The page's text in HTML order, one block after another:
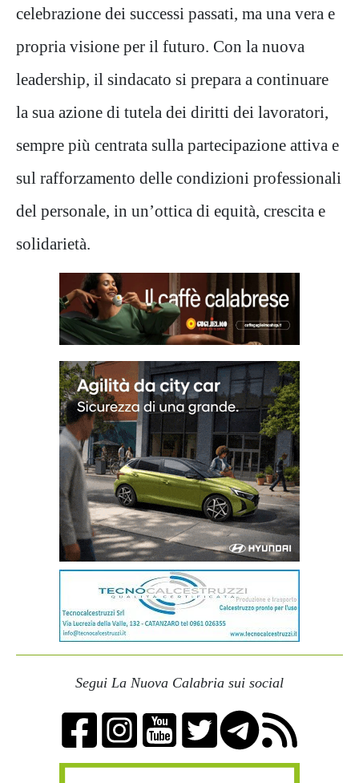
celebrazione dei successi passati, ma una vera e
propria visione per il futuro. Con la nuova
leadership, il sindacato si prepara a continuare
la sua azione di tutela dei diritti dei lavoratori,
sempre più centrata sulla partecipazione attiva e
sul rafforzamento delle condizioni professionali
del personale, in un’ottica di equità, crescita e
solidarietà.
Segui La Nuova Calabria sui social